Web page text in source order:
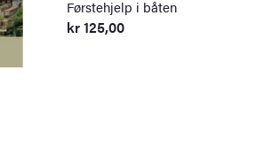
Førstehjelp i båten
kr125,00